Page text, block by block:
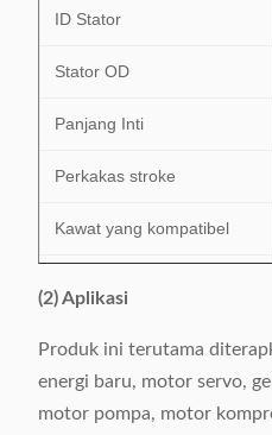
ID Stator
Stator OD
Panjang Inti
Perkakas stroke
Kawat yang kompatibel
Berat
(2) Aplikasi
Produk ini terutama
energi baru, motor servo,
motor pompa, motor